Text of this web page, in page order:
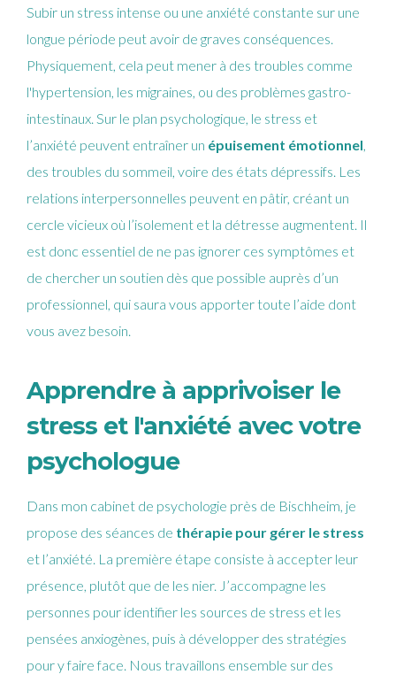
Subir un stress intense ou une anxiété constante sur une
longue période peut avoir de graves conséquences.
Physiquement, cela peut mener à des troubles comme
l'hypertension, les migraines, ou des problèmes gastro-
intestinaux. Sur le plan psychologique, le stress et
l’anxiété peuvent entraîner un épuisement émotionnel,
des troubles du sommeil, voire des états dépressifs. Les
relations interpersonnelles peuvent en pâtir, créant un
cercle vicieux où l’isolement et la détresse augmentent. Il
est donc essentiel de ne pas ignorer ces symptômes et
de chercher un soutien dès que possible auprès d’un
professionnel, qui saura vous apporter toute l’aide dont
vous avez besoin.
Apprendre à apprivoiser le
stress et l'anxiété avec votre
psychologue
Dans mon cabinet de psychologie près de Bischheim, je
propose des séances de thérapie pour gérer le stress
et l’anxiété. La première étape consiste à accepter leur
présence, plutôt que de les nier. J’accompagne les
personnes pour identifier les sources de stress et les
pensées anxiogènes, puis à développer des stratégies
pour y faire face. Nous travaillons ensemble sur des